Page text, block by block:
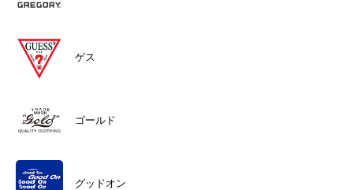
ゲス
ゴールド
グッドオン